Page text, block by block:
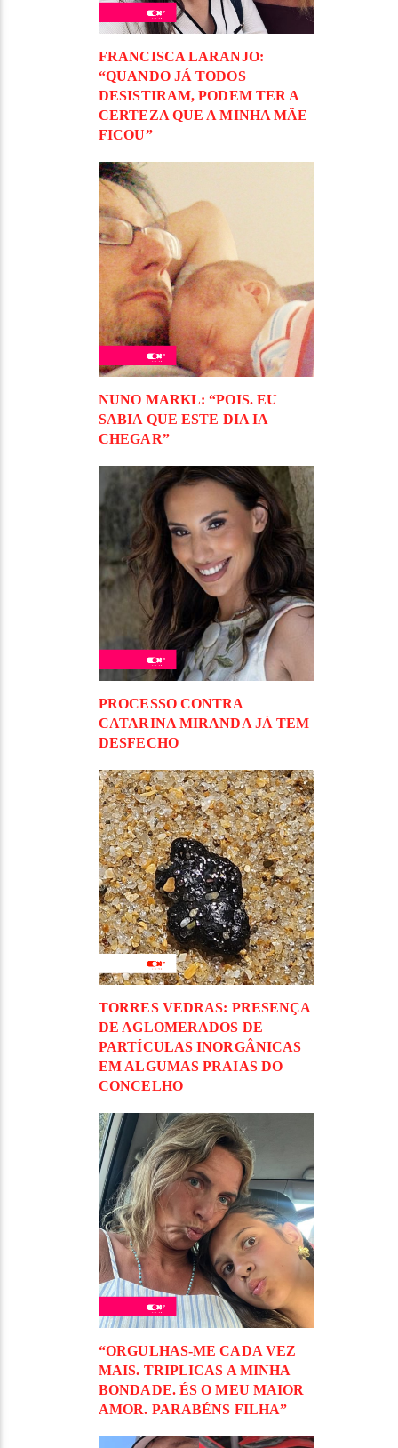
FRANCISCA LARANJO:
“QUANDO JÁ TODOS
DESISTIRAM, PODEM TER A
CERTEZA QUE A MINHA MÃE
FICOU”
NUNO MARKL: “POIS. EU
SABIA QUE ESTE DIA IA
CHEGAR”
PROCESSO CONTRA
CATARINA MIRANDA JÁ TEM
DESFECHO
TORRES VEDRAS: PRESENÇA
DE AGLOMERADOS DE
PARTÍCULAS INORGÂNICAS
EM ALGUMAS PRAIAS DO
CONCELHO
“ORGULHAS-ME CADA VEZ
MAIS. TRIPLICAS A MINHA
BONDADE. ÉS O MEU MAIOR
AMOR. PARABÉNS FILHA”